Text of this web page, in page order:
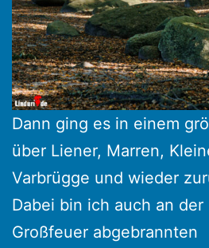
Dann ging es in einem
über Liener, Marren,
Varbrügge und wieder
Dabei bin ich auch an der
Großfeuer abgebrannten